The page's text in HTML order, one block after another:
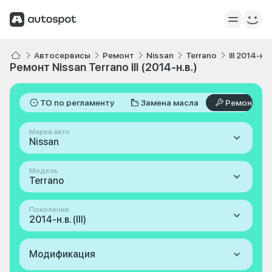
Автосервисы Ремонт Nissan Terrano III 2014-
Ремонт Nissan Terrano III (2014-н.в.)
ТО по регламенту Замена масла Ремонт
Марка авто
Nissan
Модель
Terrano
Поколение
2014-н.в. (III)
Модификация